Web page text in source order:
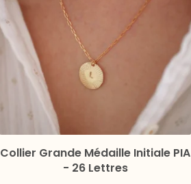
Collier Grande Médaille Initiale PIA
- 26 Lettres